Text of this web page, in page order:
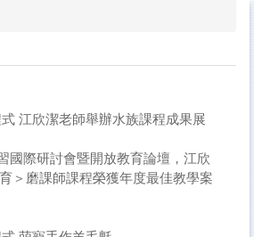
江欣潔老師舉辦水族課程成果展
國際研討會暨開放教育論壇，江欣
＞磨課師課程榮獲年度最佳教學案